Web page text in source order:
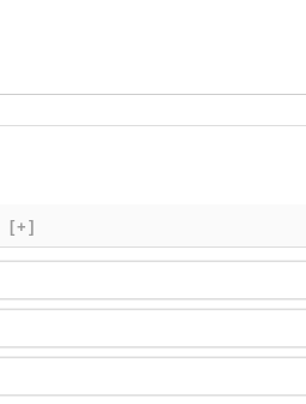
[+]